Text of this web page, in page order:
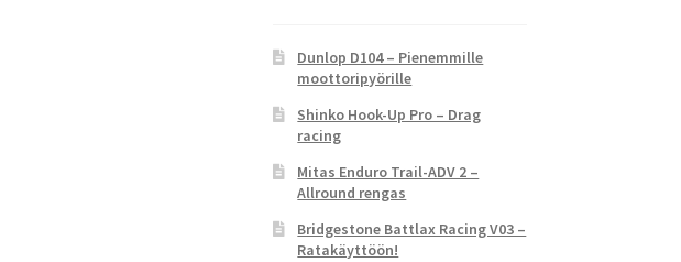
Dunlop D104 – Pienemmille
moottoripyörille
Shinko Hook-Up Pro – Drag
racing
Mitas Enduro Trail-ADV 2 –
Allround rengas
Bridgestone Battlax Racing V03 –
Ratakäyttöön!